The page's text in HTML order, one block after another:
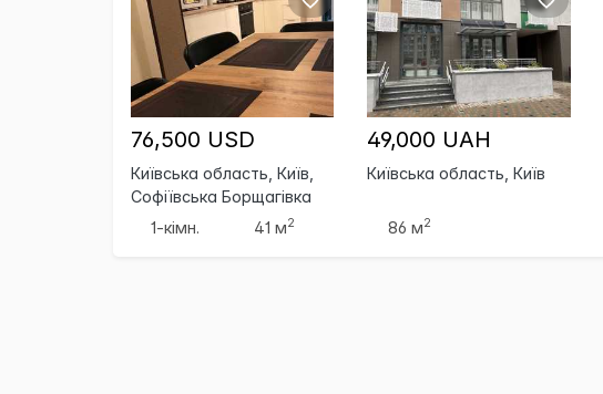
76,500 USD
Київська область, Київ,
Софіївська Борщагівка
1-кімн.
41 м2
49,000 UAH
Київська область, Київ
86 м2